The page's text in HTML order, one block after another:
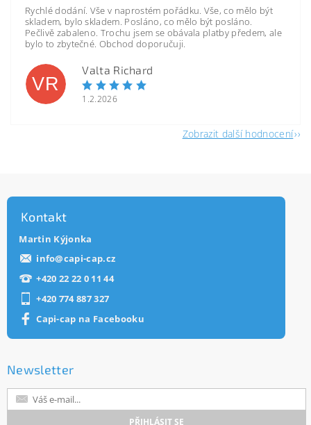
Rychlé dodání. Vše v naprostém pořádku. Vše, co mělo být
skladem, bylo skladem. Posláno, co mělo být posláno.
Pečlivě zabaleno. Trochu jsem se obávala platby předem, ale
bylo to zbytečné. Obchod doporučuji.
VR
Valta Richard
1.2.2026
Zobrazit další hodnocení
Kontakt
Martin Kýjonka
info@capi-cap.cz
+420 22 22 0 11 44
+420 774 887 327
Capi-cap na Facebooku
Newsletter